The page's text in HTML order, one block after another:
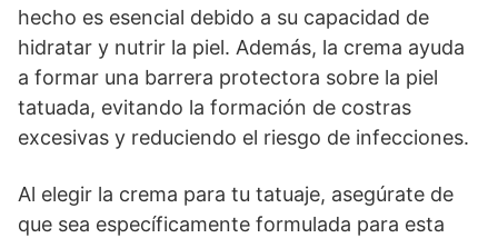
hecho es esencial debido a su capacidad de
hidratar y nutrir la piel. Además, la crema ayuda
a formar una barrera protectora sobre la piel
tatuada, evitando la formación de costras
excesivas y reduciendo el riesgo de infecciones.
Al elegir la crema para tu tatuaje, asegúrate de
que sea específicamente formulada para esta